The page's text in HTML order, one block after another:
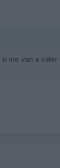
me van a valer